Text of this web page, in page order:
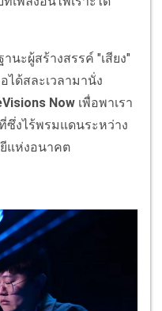
นะผู้สร้างสรรค์ "เสียง"
ได้สละเวลามานั่ง
Now เพื่อพาเรา
ซึ่งไร้พรมแดนระหว่าง
แห่งอนาคต